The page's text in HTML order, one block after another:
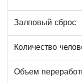
Залповый сброс
Количество
Объем